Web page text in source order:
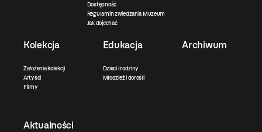
Dostępność
Regulamin zwiedzania Muzeum
Jak dojechać
Kolekcja
Założenia kolekcji
Artyści
Filmy
Edukacja
Dzieci i rodziny
Młodzież i dorośli
Archiwum
Aktualności